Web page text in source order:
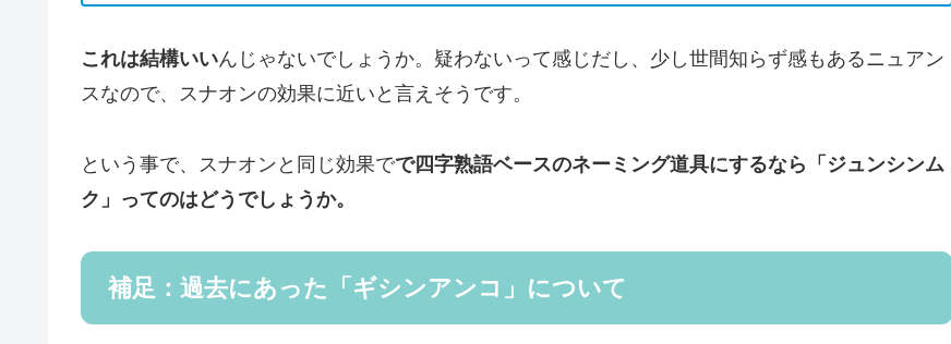
これは結構いいんじゃないでしょうか。疑わないって感じだし、少し世間知らず感もあるニュアン
スなので、スナオンの効果に近いと言えそうです。
という事で、スナオンと同じ効果でで四字熟語ベースのネーミング道具にするなら「ジュンシンム
ク」ってのはどうでしょうか。
補足：過去にあった「ギシンアンコ」について